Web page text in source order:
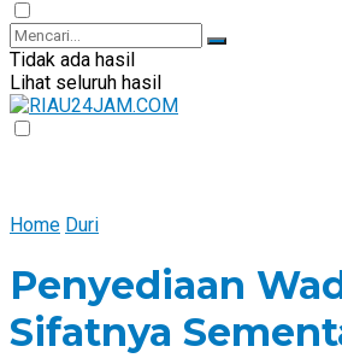
Tidak ada hasil
Lihat seluruh hasil
Home Duri
Penyediaan
Sifatnya